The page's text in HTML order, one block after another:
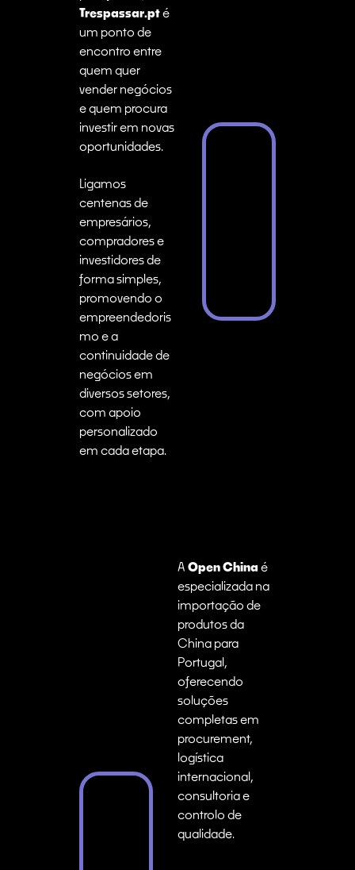
Trespassar.pté
um ponto de
encontro entre
quem quer
vender negócios
e quem procura
investir em novas
oportunidades.
Ligamos
centenas de
empresários,
compradores e
investidores de
forma simples,
promovendo o
empreendedoris
mo e a
continuidade de
negócios em
diversos setores,
com apoio
personalizado
em cada etapa.
A Open China é
especializada na
importação de
produtos da
China para
Portugal,
oferecendo
soluções
completas em
procurement,
logística
internacional,
consultoria e
controlo de
qualidade.